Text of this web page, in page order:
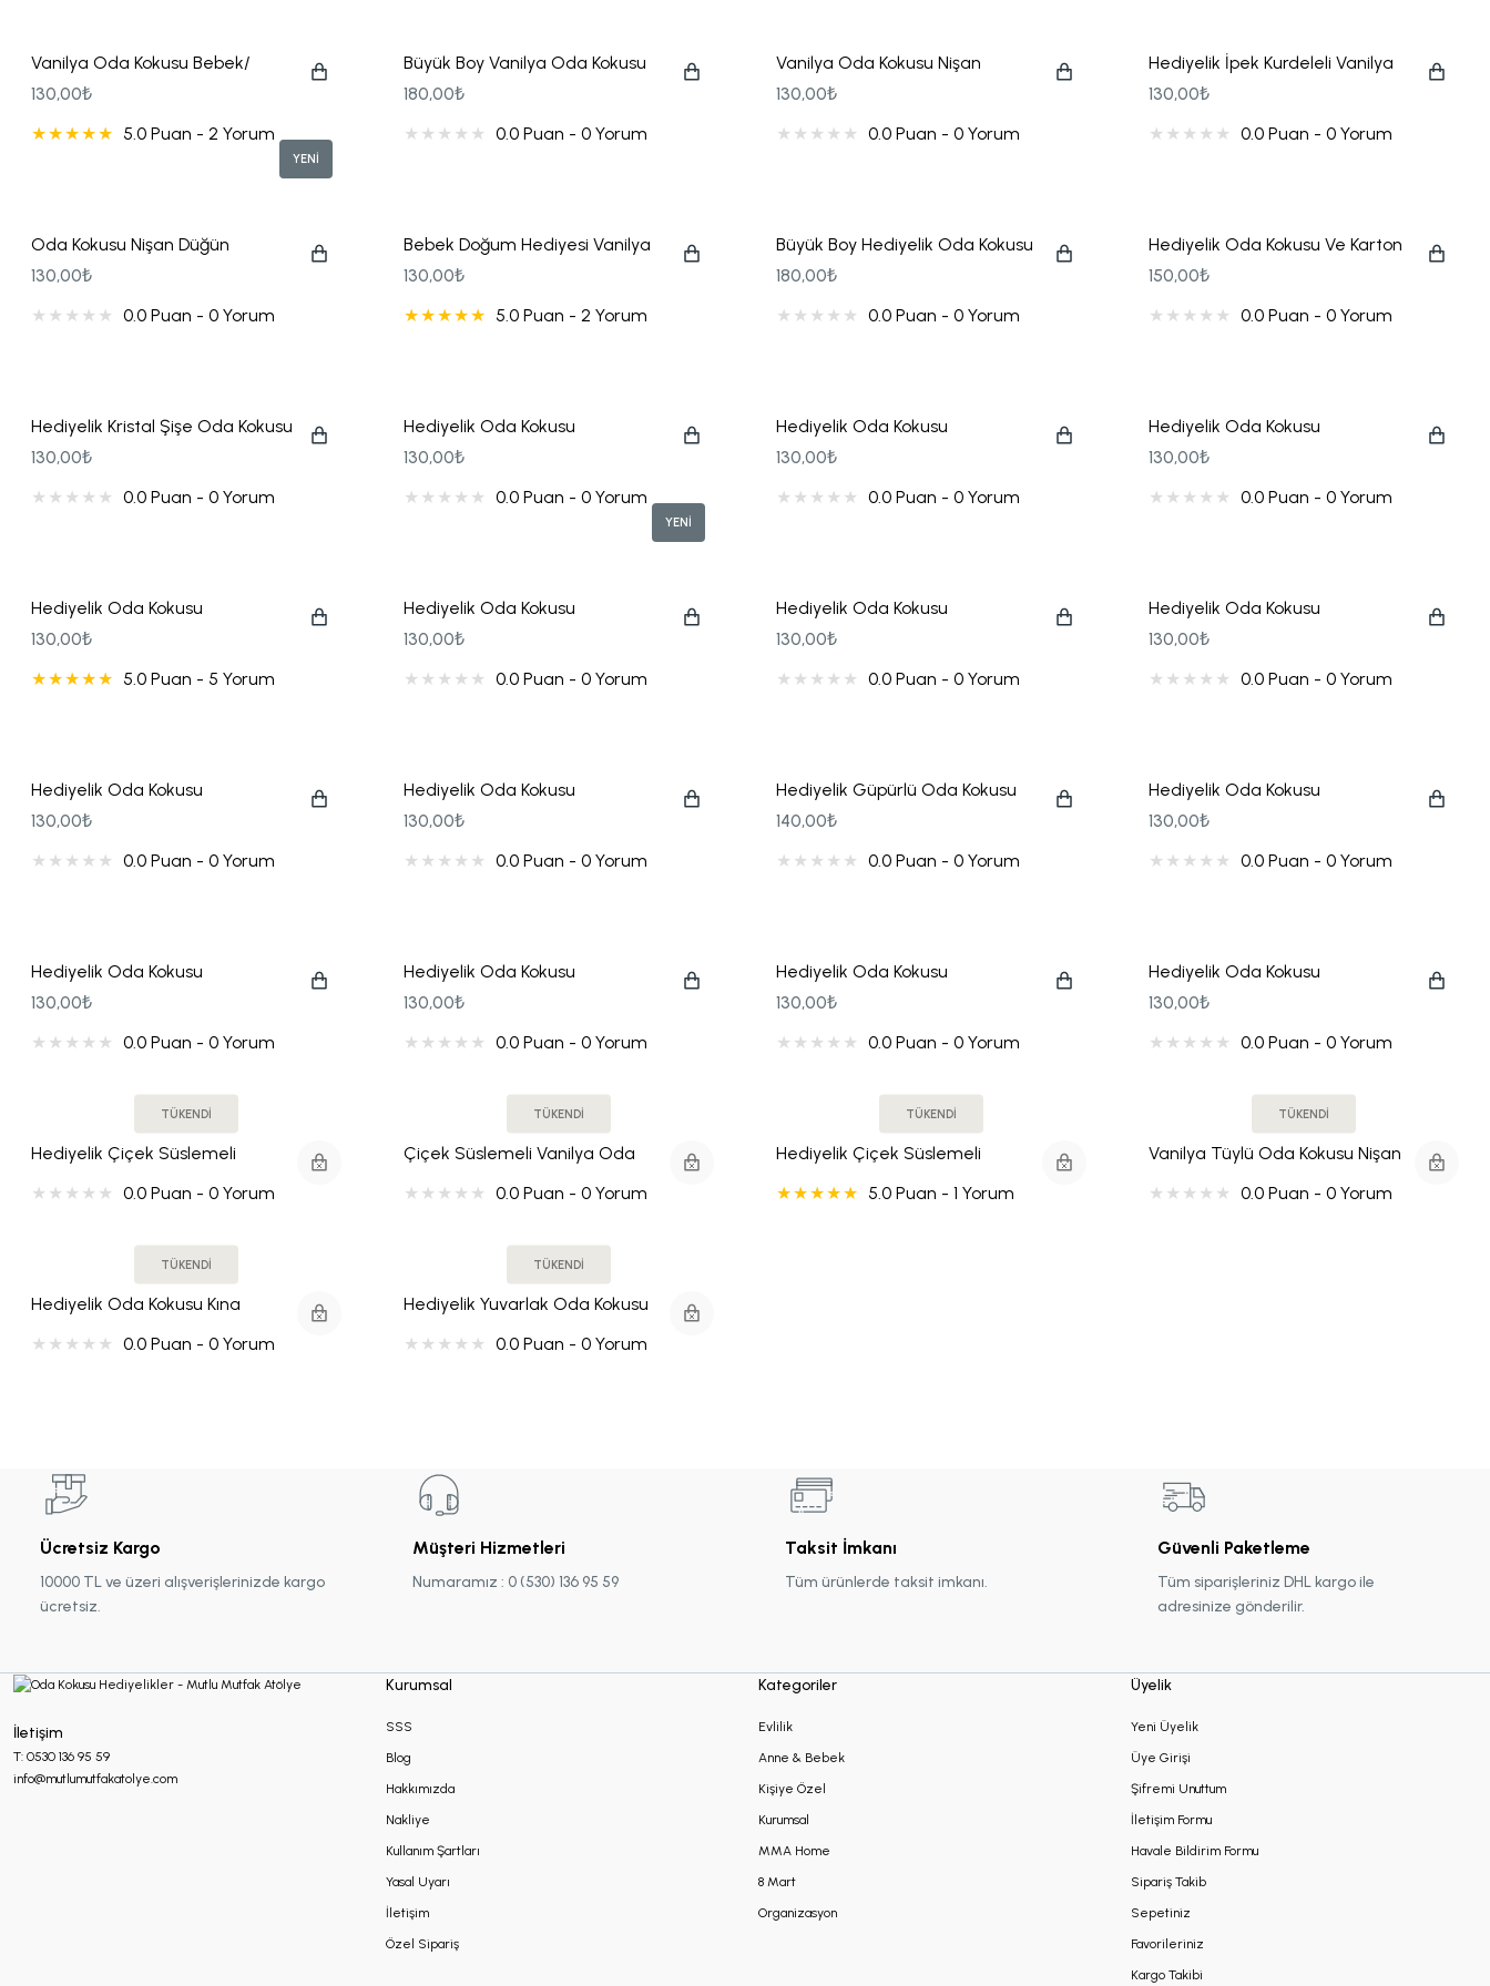
Vanilya Oda Kokusu Bebek/
Çocuk Hediyeliği
130,00₺
5.0 Puan - 2 Yorum
Büyük Boy Vanilya Oda Kokusu
100ML
180,00₺
0.0 Puan - 0 Yorum
Vanilya Oda Kokusu Nişan
Hediyeliği
130,00₺
0.0 Puan - 0 Yorum
Hediyelik İpek Kurdeleli Vanilya
Oda Kokusu
130,00₺
0.0 Puan - 0 Yorum
YENİ
Oda Kokusu Nişan Düğün
Hediyeliği
130,00₺
0.0 Puan - 0 Yorum
Bebek Doğum Hediyesi Vanilya
Kokulu Oda Kokusu
130,00₺
5.0 Puan - 2 Yorum
Büyük Boy Hediyelik Oda Kokusu
180,00₺
0.0 Puan - 0 Yorum
Hediyelik Oda Kokusu Ve Karton
Çanta Seti
150,00₺
0.0 Puan - 0 Yorum
Hediyelik Kristal Şişe Oda Kokusu
130,00₺
0.0 Puan - 0 Yorum
Hediyelik Oda Kokusu
130,00₺
0.0 Puan - 0 Yorum
Hediyelik Oda Kokusu
130,00₺
0.0 Puan - 0 Yorum
Hediyelik Oda Kokusu
130,00₺
0.0 Puan - 0 Yorum
Hediyelik Oda Kokusu
130,00₺
5.0 Puan - 5 Yorum
YENİ
Hediyelik Oda Kokusu
130,00₺
0.0 Puan - 0 Yorum
Hediyelik Oda Kokusu
130,00₺
0.0 Puan - 0 Yorum
Hediyelik Oda Kokusu
130,00₺
0.0 Puan - 0 Yorum
Hediyelik Oda Kokusu
(Gold/Silver)
130,00₺
0.0 Puan - 0 Yorum
Hediyelik Oda Kokusu
130,00₺
0.0 Puan - 0 Yorum
Hediyelik Güpürlü Oda Kokusu
140,00₺
0.0 Puan - 0 Yorum
Hediyelik Oda Kokusu
(Gold/Silver)
130,00₺
0.0 Puan - 0 Yorum
Hediyelik Oda Kokusu
130,00₺
0.0 Puan - 0 Yorum
Hediyelik Oda Kokusu
130,00₺
0.0 Puan - 0 Yorum
Hediyelik Oda Kokusu
130,00₺
0.0 Puan - 0 Yorum
Hediyelik Oda Kokusu
130,00₺
0.0 Puan - 0 Yorum
TÜKENDİ
Hediyelik Çiçek Süslemeli
Düğün Hediyeliği
0.0 Puan - 0 Yorum
TÜKENDİ
Çiçek Süslemeli Vanilya Oda
0.0 Puan - 0 Yorum
TÜKENDİ
Hediyelik Çiçek Süslemeli
Düğün Hediyeliği
5.0 Puan - 1 Yorum
TÜKENDİ
Vanilya Tüylü Oda Kokusu Nişan
0.0 Puan - 0 Yorum
TÜKENDİ
Hediyelik Oda Kokusu Kına
Ve Karton Çanta Seti
0.0 Puan - 0 Yorum
TÜKENDİ
Hediyelik Yuvarlak Oda Kokusu
0.0 Puan - 0 Yorum
Ücretsiz Kargo
10000 TL ve üzeri alışverişlerinizde kargo
ücretsiz.
Müşteri Hizmetleri
Numaramız : 0 (530) 136 95 59
Taksit İmkanı
Tüm ürünlerde taksit imkanı.
Güvenli Paketleme
Tüm siparişleriniz DHL kargo ile
adresinize gönderilir.
İletişim
T: 0530 136 95 59
info@mutlumutfakatolye.com
Kurumsal
SSS
Blog
Hakkımızda
Nakliye
Kullanım Şartları
Yasal Uyarı
İletişim
Özel Sipariş
Kategoriler
Evlilik
Anne & Bebek
Kişiye Özel
Kurumsal
MMA Home
8 Mart
Organizasyon
Üyelik
Yeni Üyelik
Üye Girişi
Şifremi Unuttum
İletişim Formu
Havale Bildirim Formu
Sipariş Takib
Sepetiniz
Favorileriniz
Kargo Takibi
Karşılama Panosu
Sabahlık
Küpe Hediyelikler
Lavanta Kesesi
Mum Hediyelikler
Oda Kokusu Hediyelikleri
Tohum Kalem Hediyelikler
Kupa Bardak
Türk Kahvesi Fincanı